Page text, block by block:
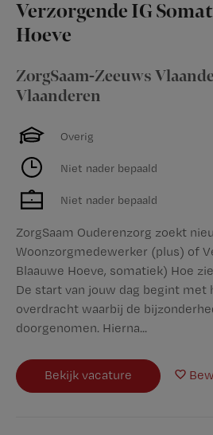
Verzorgende IG
Hoeve
ZorgSaam-Zeeuws
Vlaanderen
Overig
Niet nader bepaald
Niet nader bepaald
ZorgSaam Ouderenzorg zoekt
Woonzorgmedewerker (plus) of
Blaauwe Hoeve, somatiek) Hoe
De start van jouw dag begint met
overdracht waarbij de
doorgenomen. Hierna...
Bekijk vacature